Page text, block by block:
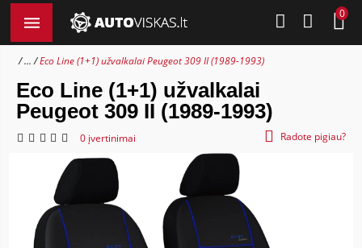
0
... Eco Line (1+1) užvalkalai Peugeot 309 II (1989-1993)
Eco Line (1+1) užvalkalai
Peugeot 309 II (1989-1993)
0 įvertinimai Radote pigiau?